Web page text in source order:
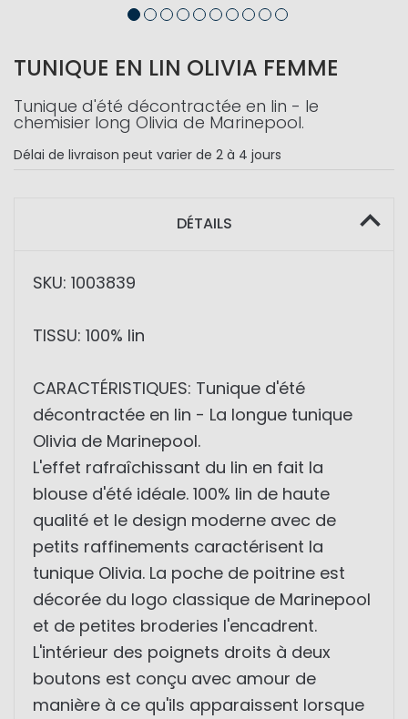
TUNIQUE EN LIN OLIVIA FEMME
Tunique d'été décontractée en lin - le
chemisier long Olivia de Marinepool.
Délai de livraison peut varier de 2 à 4 jours
DÉTAILS
SKU: 1003839
TISSU: 100% lin
CARACTÉRISTIQUES: Tunique d'été
décontractée en lin - La longue tunique
Olivia de Marinepool.
L'effet rafraîchissant du lin en fait la
blouse d'été idéale. 100% lin de haute
qualité et le design moderne avec de
petits raffinements caractérisent la
tunique Olivia. La poche de poitrine est
décorée du logo classique de Marinepool
et de petites broderies l'encadrent.
L'intérieur des poignets droits à deux
boutons est conçu avec amour de
manière à ce qu'ils apparaissent lorsque